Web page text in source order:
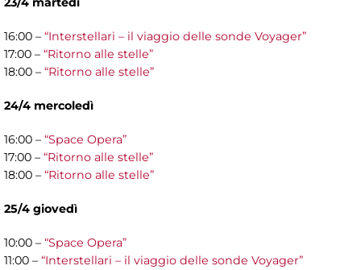
16:00 – “Interstellari – il viaggio delle sonde Voyager”
17:00 – “Ritorno alle stelle”
18:00 – “Ritorno alle stelle”
24/4 mercoledì
16:00 – “Space Opera”
17:00 – “Ritorno alle stelle”
18:00 – “Ritorno alle stelle”
25/4 giovedì
10:00 – “Space Opera”
11:00 – “Interstellari – il viaggio delle sonde Voyager”